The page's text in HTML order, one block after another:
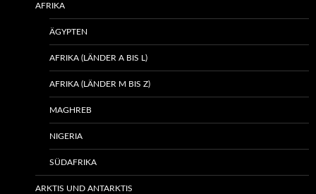
AFRIKA
ÄGYPTEN
AFRIKA (LÄNDER A BIS L)
AFRIKA (LÄNDER M BIS Z)
MAGHREB
NIGERIA
SÜDAFRIKA
ARKTIS UND ANTARKTIS